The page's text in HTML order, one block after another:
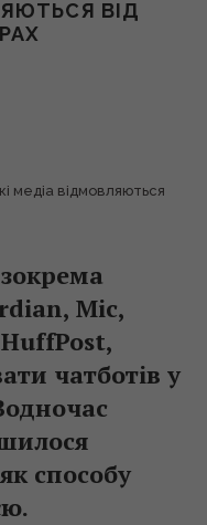
ВІД
медіа відмовляються
Mic,
чатботів у
способу